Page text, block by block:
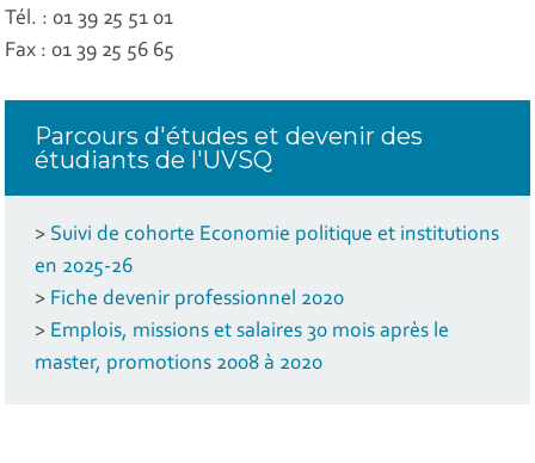
Tél. : 01 39 25 51 01
Fax : 01 39 25 56 65
Parcours d'études et devenir des
étudiants de l'UVSQ
> Suivi de cohorte Economie politique et institutions
en 2025-26
> Fiche devenir professionnel 2020
> Emplois, missions et salaires 30 mois après le
master, promotions 2008 à 2020